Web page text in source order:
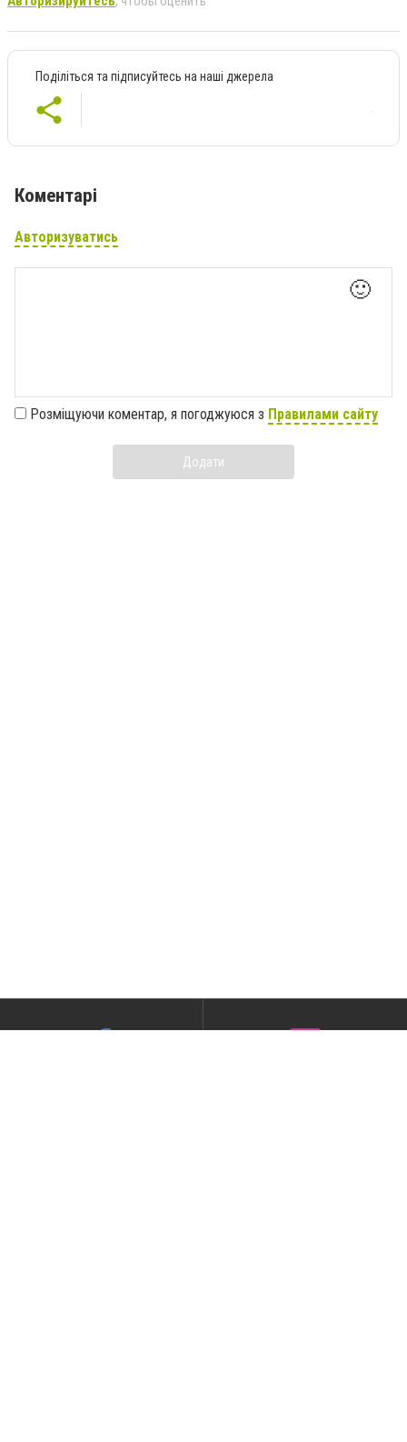
Поділіться та підписуйтесь на наші джерела
Коментарі
Авторизуватись
🙂
Розміщуючи коментар, я погоджуюся з Правилами сайту
Додати